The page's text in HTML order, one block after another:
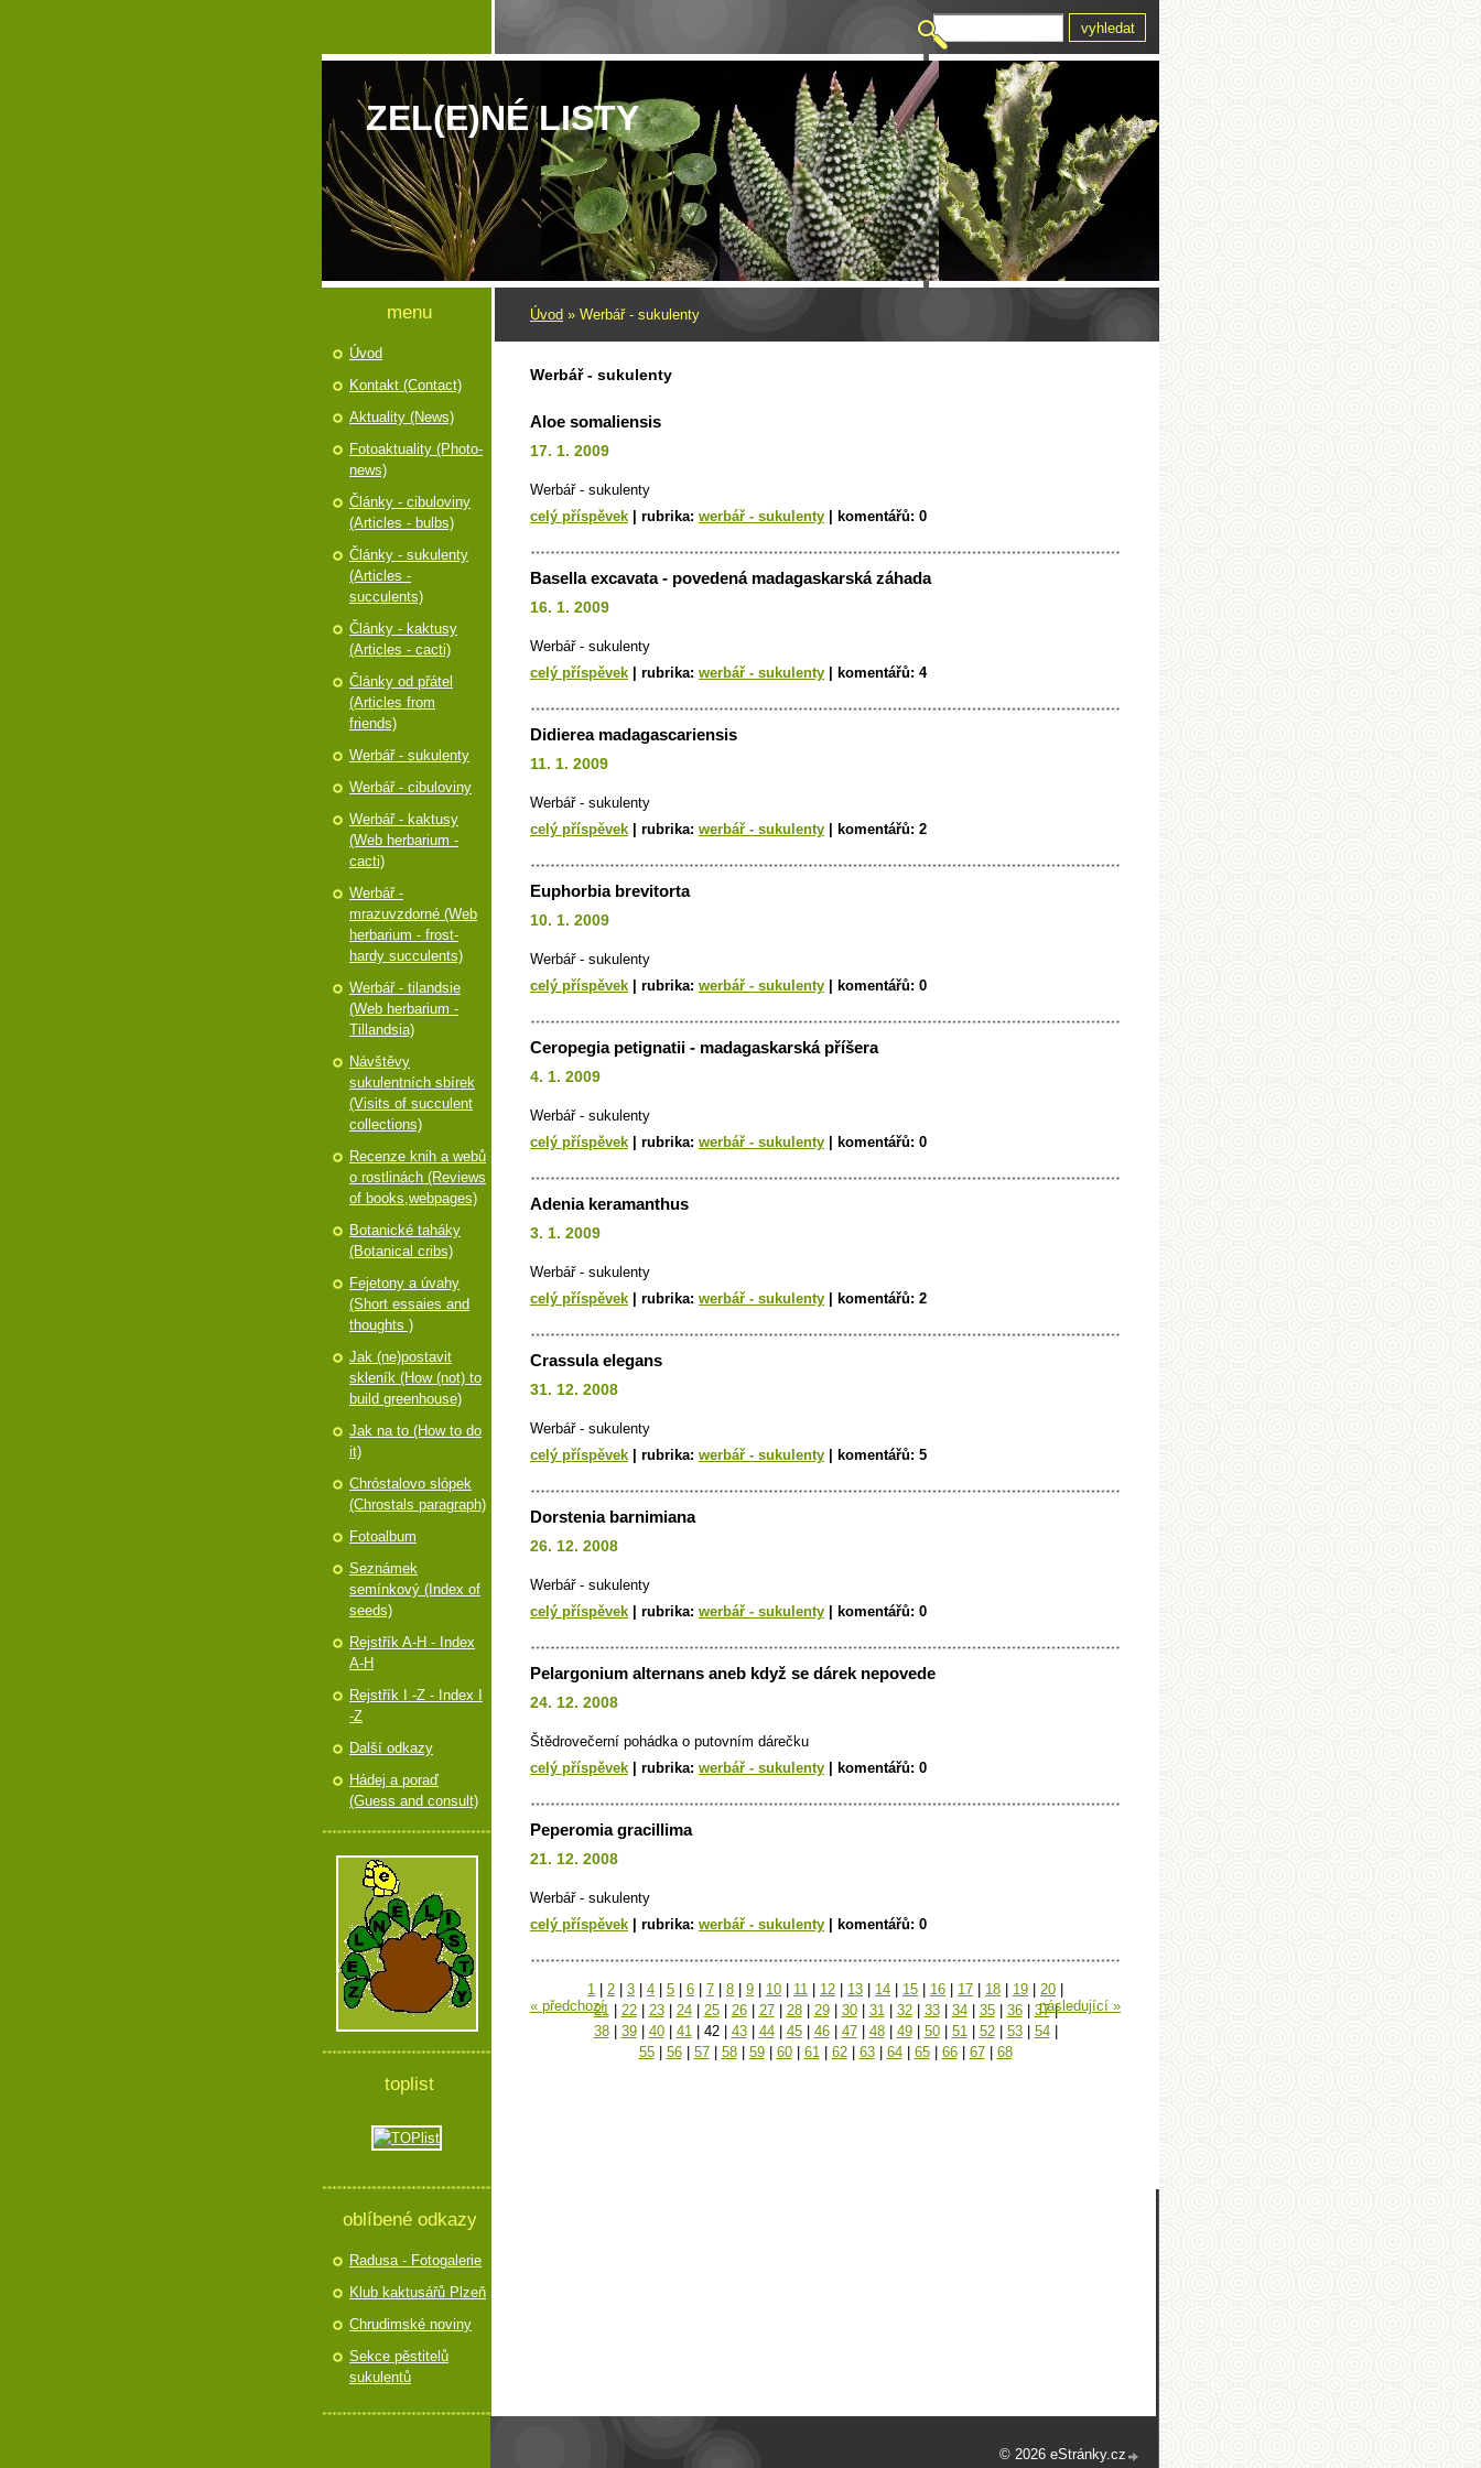
ZEL(E)NÉ LISTY
Úvod » Werbář - sukulenty
Werbář - sukulenty
Aloe somaliensis
17. 1. 2009
Werbář - sukulenty
celý příspěvek
rubrika: werbář - sukulenty komentářů: 0
Basella excavata - povedená madagaskarská záhada
16. 1. 2009
Werbář - sukulenty
celý příspěvek
rubrika: werbář - sukulenty komentářů: 4
Didierea madagascariensis
11. 1. 2009
Werbář - sukulenty
celý příspěvek
rubrika: werbář - sukulenty komentářů: 2
Euphorbia brevitorta
10. 1. 2009
Werbář - sukulenty
celý příspěvek
rubrika: werbář - sukulenty komentářů: 0
Ceropegia petignatii - madagaskarská příšera
4. 1. 2009
Werbář - sukulenty
celý příspěvek
rubrika: werbář - sukulenty komentářů: 0
Adenia keramanthus
3. 1. 2009
Werbář - sukulenty
celý příspěvek
rubrika: werbář - sukulenty komentářů: 2
Crassula elegans
31. 12. 2008
Werbář - sukulenty
celý příspěvek
rubrika: werbář - sukulenty komentářů: 5
Dorstenia barnimiana
26. 12. 2008
Werbář - sukulenty
celý příspěvek
rubrika: werbář - sukulenty komentářů: 0
Pelargonium alternans aneb když se dárek nepovede
24. 12. 2008
Štědrovečerní pohádka o putovním dárečku
celý příspěvek
rubrika: werbář - sukulenty komentářů: 0
Peperomia gracillima
21. 12. 2008
Werbář - sukulenty
celý příspěvek
rubrika: werbář - sukulenty komentářů: 0
« předchozí
1 2 3 4 5 6 7 8 9 10 11 12 13 14 15 16 17 18 19 20
21
22 23 24 25 26 27 28 29 30 31 32 33 34 35 36 37 |
38
39 40 41 42 43 44 45 46 47 48 49 50 51 52 53 54
55
56 57 58 59 60 61 62 63 64 65 66 67 68
následující »
menu
Úvod
Kontakt (Contact)
Aktuality (News)
Fotoaktuality (Photo-
news)
Články - cibuloviny
(Articles - bulbs)
Články - sukulenty
(Articles -
succulents)
Články - kaktusy
(Articles - cacti)
Články od přátel
(Articles from
friends)
Werbář - sukulenty
Werbář - cibuloviny
Werbář - kaktusy
(Web herbarium -
cacti)
Werbář -
mrazuvzdorné (Web
herbarium - frost-
hardy succulents)
Werbář - tilandsie
(Web herbarium -
Tillandsia)
Návštěvy
sukulentních sbírek
(Visits of succulent
collections)
Recenze knih a webů
o rostlinách (Reviews
of books,webpages)
Botanické taháky
(Botanical cribs)
Fejetony a úvahy
(Short essaies and
thoughts )
Jak (ne)postavit
skleník (How (not) to
build greenhouse)
Jak na to (How to do
it)
Chróstalovo slópek
(Chrostals paragraph)
Fotoalbum
Seznámek
semínkový (Index of
seeds)
Rejstřík A-H - Index
A-H
Rejstřík I -Z - Index I
-Z
Další odkazy
Hádej a poraď
(Guess and consult)
toplist
oblíbené odkazy
Radusa - Fotogalerie
Klub kaktusářů Plzeň
Chrudimské noviny
Sekce pěstitelů
sukulentů
© 2026 eStránky.cz